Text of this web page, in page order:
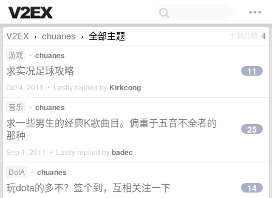
V2EX › chuanes › 全部主题 主题总数 4
游戏 • chuanes
求实况足球攻略
Oct 4, 2011 • Lastly replied by Kirkcong
11
音乐 • chuanes
求一些男生的经典K歌曲目。偏重于五音不全者的
那种
Sep 1, 2011 • Lastly replied bybadec
25
DotA • chuanes
玩dota的多不？签个到，互相关注一下 14